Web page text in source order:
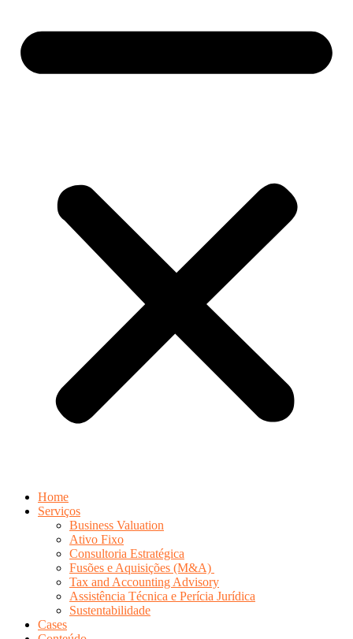
Home
Serviços
Business Valuation
Ativo Fixo
Consultoria Estratégica
Fusões e Aquisições (M&A)
Tax and Accounting Advisory
Assistência Técnica e Perícia Jurídica
Sustentabilidade
Cases